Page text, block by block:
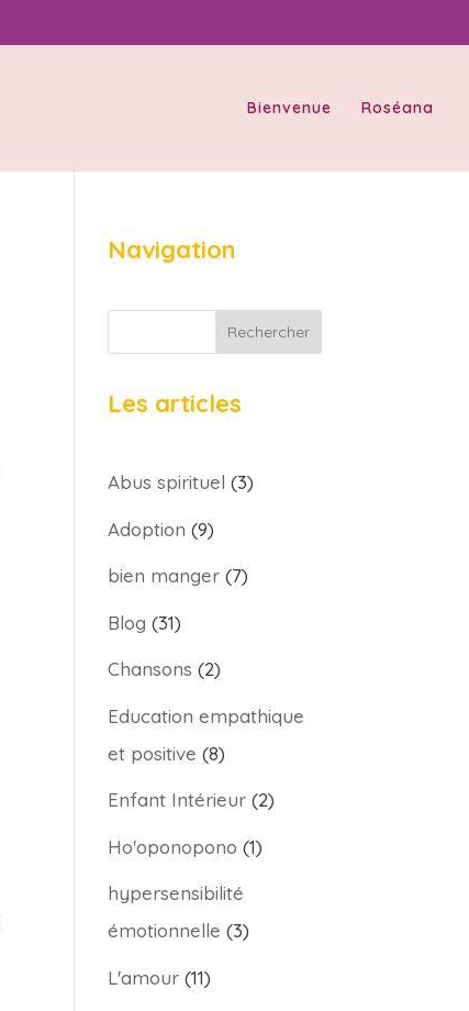
Bienvenue Roséana
Navigation
Rechercher
Les articles
Abus spirituel (3)
Adoption (9)
bien manger (7)
Blog (31)
Chansons (2)
Education empathique
et positive (8)
Enfant Intérieur (2)
Ho'oponopono (1)
hypersensibilité
émotionnelle (3)
L'amour (11)